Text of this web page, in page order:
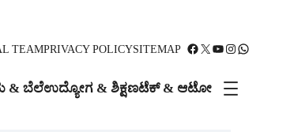
TEAMPRIVACY POLICYSITEMAP Facebook X YouTube Instagram WhatsApp
& ಬೆಲೆಉದ್ಯೋಗ & ಶಿಕ್ಷಣಟೆಕ್ & ಆಟೋ